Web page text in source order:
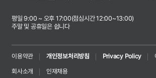
평일 9:00 ~ 오후 17:00(점심시간 12:00~13:00)
주말 및 공휴일은 쉽니다
이용약관 개인정보처리방침 Privacy Policy
회사소개
인재채용